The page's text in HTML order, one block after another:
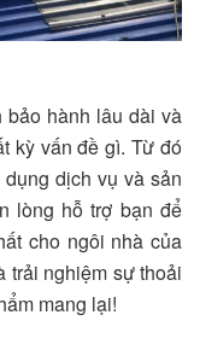
bảo hành lâu dài và
kỳ vấn đề gì. Từ đó
dịch vụ và sản
lòng hỗ trợ bạn để
cho ngôi nhà của
trải nghiệm sự thoải
mang lại!